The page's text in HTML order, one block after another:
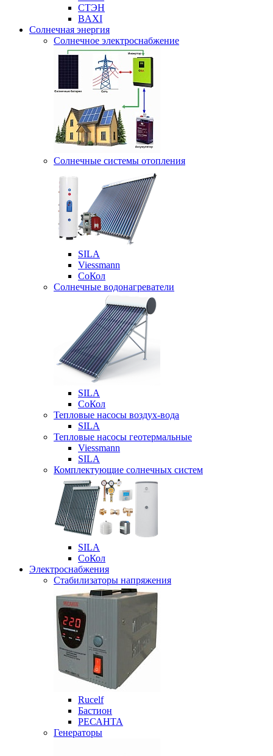
СТЭН
BAXI
Солнечная энергия
Солнечное электроснабжение
Солнечные системы отопления
SILA
Viessmann
СоКол
Солнечные водонагреватели
SILA
СоКол
Тепловые насосы воздух-вода
SILA
Тепловые насосы геотермальные
Viessmann
SILA
Комплектующие солнечных систем
SILA
СоКол
Электроснабжения
Стабилизаторы напряжения
Rucelf
Бастион
РЕСАНТА
Генераторы